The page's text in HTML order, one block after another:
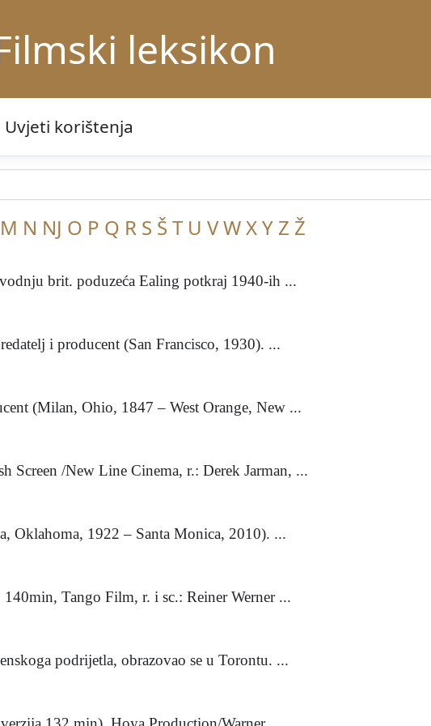
leksikon
Uvjeti korištenja
M N NJ O P Q R S Š T U VWXY Z Ž
brit. poduzeća Ealing potkraj 1940-ih ...
i producent (San Francisco, 1930). ...
(Milan, Ohio, 1847 – West Orange, New ...
/New Line Cinema, r.: Derek Jarman, ...
Oklahoma, 1922 – Santa Monica, 2010). ...
Tango Film, r. i sc.: Reiner Werner ...
podrijetla, obrazovao se u Torontu. ...